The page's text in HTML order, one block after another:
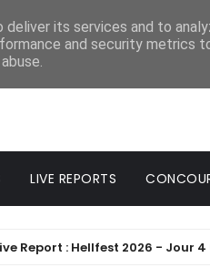
LIVE REPORTS
: Hellfest 2026 - Jour 4 (21/
its services and to
and security metrics